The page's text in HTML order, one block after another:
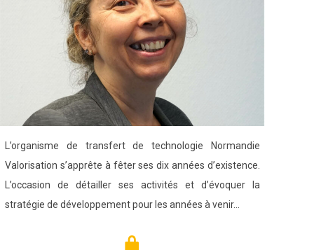
L’organisme de transfert de technologie Normandie
Valorisation s’apprête à fêter ses dix années d’existence.
L’occasion de détailler ses activités et d’évoquer la
stratégie de développement pour les années à venir…